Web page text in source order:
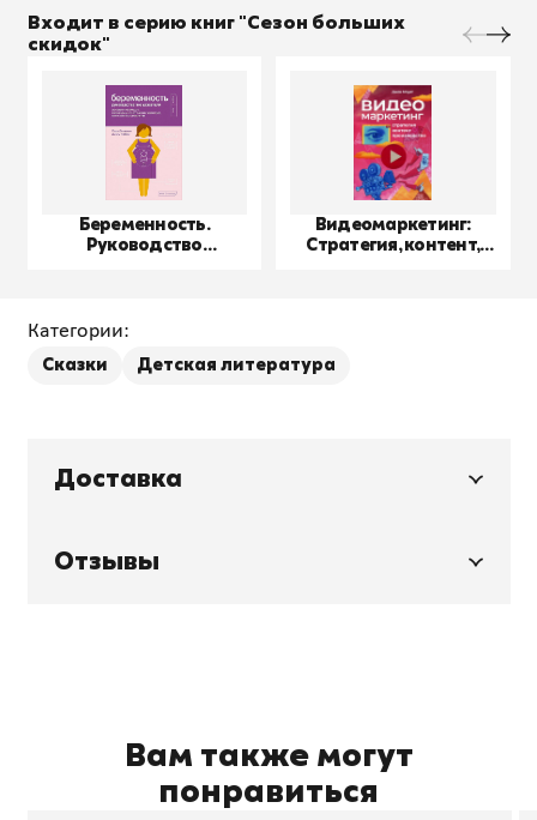
Входит в серию книг "Сезон больших
скидок"
Беременность.
Руководство
Видеомаркетинг:
Стратегия, контент,
Категории:
Сказки Детская литература
Доставка
Отзывы
Вам также могут
понравиться